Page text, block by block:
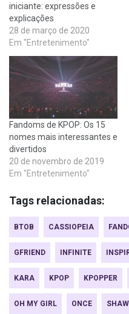
iniciante: expressões e
explicações
28 de março de 2020
Em "Entretenimento"
Fandoms de KPOP: Os 15
nomes mais interessantes e
divertidos
20 de novembro de 2019
Em "Entretenimento"
Tags relacionadas:
BTOB CASSIOPEIA
GFRIEND INFINITE
KARA KPOP KPOPPER
OH MY GIRL ONCE